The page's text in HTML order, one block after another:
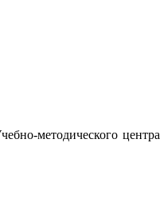
методического центра